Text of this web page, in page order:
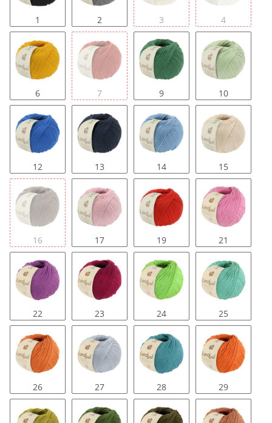
1 2 3 4
6 7 9 10
12 13 14 15
16 17 19 21
22 23 24 25
26 27 28 29